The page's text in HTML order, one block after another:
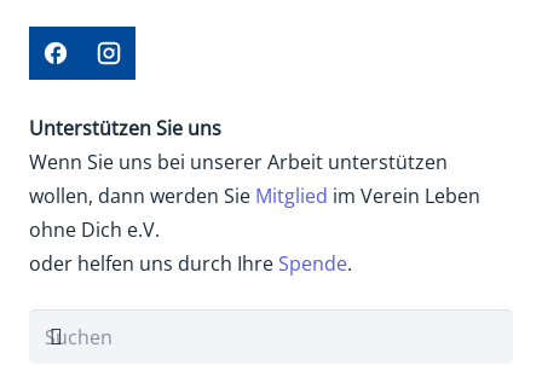
Unterstützen Sie uns
Wenn Sie uns bei unserer Arbeit unterstützen
wollen, dann werden Sie Mitglied im Verein Leben
ohne Dich e.V.
oder helfen uns durch Ihre Spende.